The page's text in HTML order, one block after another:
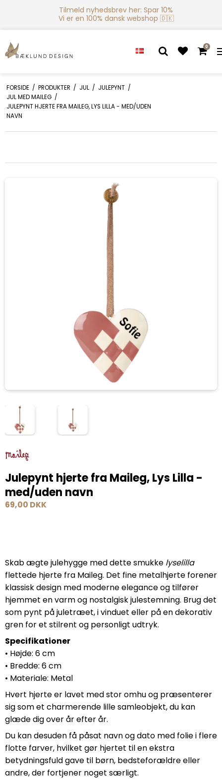
Tilmeld nyhedsbrev her: Spar 10%
Vi er en 100% dansk webshop 🇩🇰
0
FORSIDE / PRODUKTER / JUL / JULEPYNT /
JUL MED MAILEG /
JULEPYNT HJERTE FRA MAILEG, LYS LILLA - MED/UDEN
NAVN
Julepynt hjerte fra Maileg, Lys Lilla -
med/uden navn
69,00 DKK
Skab ægte julehygge med dette smukke lyselilla
flettede hjerte fra Maileg. Det fine metalhjerte forener
klassisk design med moderne elegance og tilfører
hjemmet en varm og nostalgisk julestemning. Brug det
som pynt på juletræet, i vinduet eller på en dekorativ
gren for et stilrent og personligt udtryk.
Specifikationer
• Højde: 6 cm
• Bredde: 6 cm
• Materiale: Metal
Hvert hjerte er lavet med stor omhu og præsenterer
sig som et charmerende lille samleobjekt, du kan
glæde dig over år efter år.
Du kan desuden få påsat navn og dato med folie i flere
flotte farver, hvilket gør hjertet til en ekstra
betydningsfuld gave til børn, bedsteforældre eller
andre, der fortjener noget særligt.